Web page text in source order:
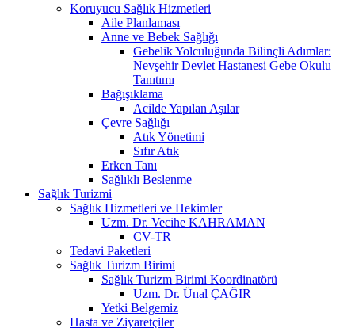
Koruyucu Sağlık Hizmetleri
Aile Planlaması
Anne ve Bebek Sağlığı
Gebelik Yolculuğunda Bilinçli Adımlar:
Nevşehir Devlet Hastanesi Gebe Okulu
Tanıtımı
Bağışıklama
Acilde Yapılan Aşılar
Çevre Sağlığı
Atık Yönetimi
Sıfır Atık
Erken Tanı
Sağlıklı Beslenme
Sağlık Turizmi
Sağlık Hizmetleri ve Hekimler
Uzm. Dr. Vecihe KAHRAMAN
CV-TR
Tedavi Paketleri
Sağlık Turizm Birimi
Sağlık Turizm Birimi Koordinatörü
Uzm. Dr. Ünal ÇAĞIR
Yetki Belgemiz
Hasta ve Ziyaretçiler